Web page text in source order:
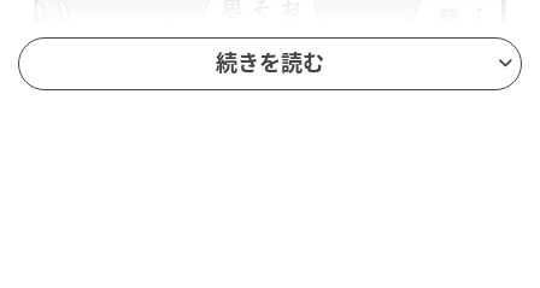
続きを読む